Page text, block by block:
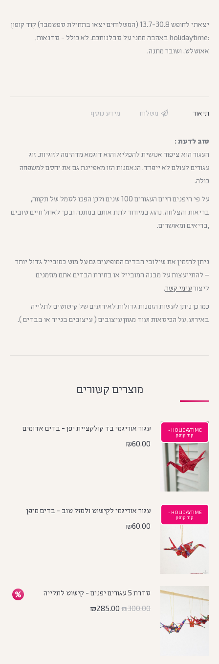
יצאתי לחופש 13.7-30.8 (המשלוחים יצאו בתחילת ספטמבר) קוד קופון
:holidaytime באהבה ממני על סבלנותכם. לא כולל - סדנאות,
אאוטלט, ושובר מתנה.
תיאור משלוח מידע נוסף
טוב לדעת :
העגור הוא ציפור אנושית להפליא והוא דוגמא מדהימה לזוגיות. זוג
עגורים לעולם לא ייפרד. הנאמנות הזו מאפיינת גם את יחסם למשפחה
כולה.
על פי היפנים חיים העגורים 100 שנים ולכן הפכו לסמל של תקווה,
בריאות והצלחה. נהוג במיוחד לתת אותם במתנה ובכך לאחל חיים טובים
,בריאים ומאושרים.
ניתן להזמין את שילובי הבדים המופיעים גם על מוט כמובייל גדול יותר
– להתייעצות על מבנה המובייל או בחירת הבדים אתם מוזמנים
ליצורעימי קשר.
כמו כן ניתן לעשות הזמנות גדולות לאירועים של קישוטים לתלייה
באירוע, על הכיסאות ועוד מגוון עיצובים ( עיצובים בנייר או בבדים ).
מוצרים קשורים
HOLIDAYTIME -
קוד קופון
עגור אוריגמי בד קולקציית יפן - בדים אדומים
₪60.00
HOLIDAYTIME -
קוד קופון
עגור אוריגמי לקישוט ולמזל טוב - בדים מיפן
₪60.00
סדרת 5 עגורים יפנים - קישוט לתלייה
₪300.00
₪285.00